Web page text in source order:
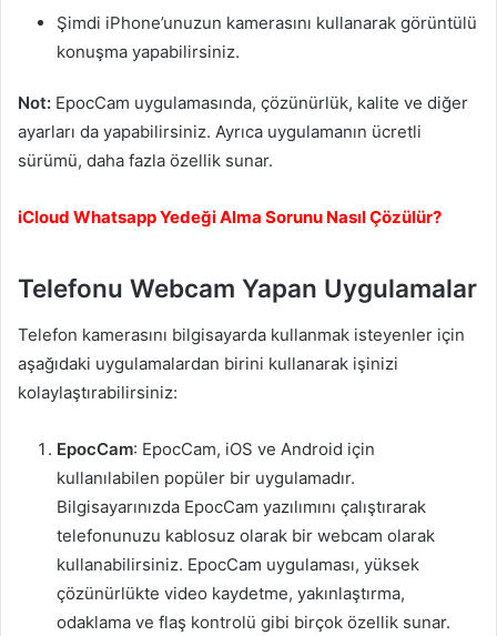
Şimdi iPhone’unuzun kamerasını kullanarak görüntülü
konuşma yapabilirsiniz.
Not: EpocCam uygulamasında, çözünürlük, kalite ve diğer
ayarları da yapabilirsiniz. Ayrıca uygulamanın ücretli
sürümü, daha fazla özellik sunar.
iCloud Whatsapp Yedeği Alma Sorunu Nasıl Çözülür?
Telefonu Webcam Yapan Uygulamalar
Telefon kamerasını bilgisayarda kullanmak isteyenler için
aşağıdaki uygulamalardan birini kullanarak işinizi
kolaylaştırabilirsiniz:
EpocCam: EpocCam, iOS ve Android için
kullanılabilen popüler bir uygulamadır.
Bilgisayarınızda EpocCam yazılımını çalıştırarak
telefonunuzu kablosuz olarak bir webcam olarak
kullanabilirsiniz. EpocCam uygulaması, yüksek
çözünürlükte video kaydetme, yakınlaştırma,
odaklama ve flaş kontrolü gibi birçok özellik sunar.